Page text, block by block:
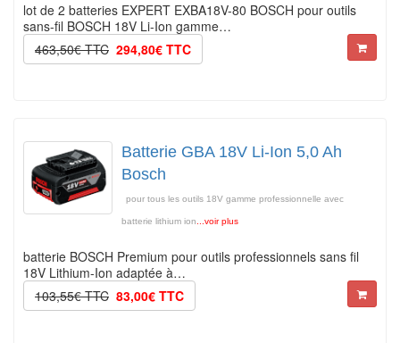
lot de 2 batteries EXPERT EXBA18V-80 BOSCH pour outils
sans-fil BOSCH 18V Li-Ion gamme…
463,50€ TTC 294,80€ TTC
Batterie GBA 18V Li-Ion 5,0 Ah
Bosch
pour tous les outils 18V gamme professionnelle avec
batterie lithium ion...voir plus
batterie BOSCH Premium pour outils professionnels sans fil
18V Lithium-Ion adaptée à…
103,55€ TTC 83,00€ TTC